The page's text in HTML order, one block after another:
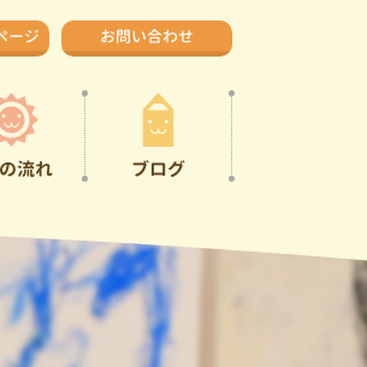
ージ お問い合わせ
流れ ブログ